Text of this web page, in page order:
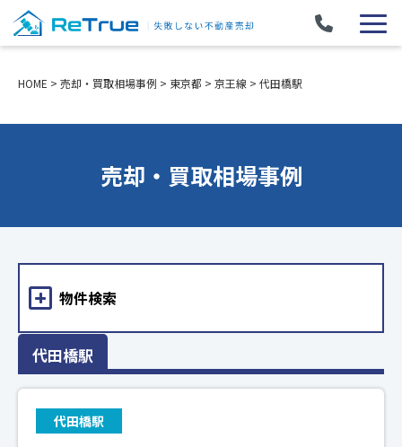
HOME > 売却・買取相場事例 > 東京都 > 京王線 > 代田橋駅
売却・買取相場事例
代田橋駅
代田橋駅
物件検索